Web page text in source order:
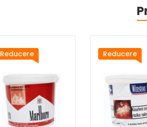
Reducere Reducere